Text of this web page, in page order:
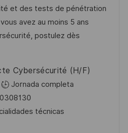
et des tests de pénétration
avez au moins 5 ans
postulez dès
Cybersécurité (H/F)
Jornada completa
técnicas